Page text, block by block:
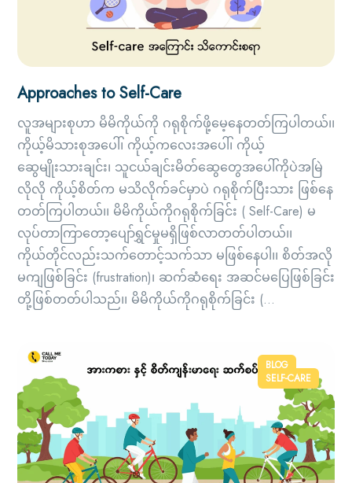
Approaches to Self-Care
လူအများစုဟာ မိမိကိုယ်ကို ဂရုစိုက်ဖို့မေ့နေတတ်ကြပါတယ်၊၊
ကိုယ့်မိသားစုအပေါ်၊ ကိုယ့်ကလေးအပေါ်၊ ကိုယ့်
ဆွေမျိုးသားချင်း၊ သူငယ်ချင်းမိတ်ဆွေတွေအပေါ်ကိုပဲအမြဲ
လိုလို ကိုယ့်စိတ်က မသိလိုက်ခင်မှာပဲ ဂရုစိုက်ပြီးသား ဖြစ်နေ
တတ်ကြပါတယ်၊၊ မိမိကိုယ်ကိုဂရုစိုက်ခြင်း ( Self-Care) မ
လုပ်တာကြာတော့ပျော်ရွှင်မှုမရှိဖြစ်လာတတ်ပါတယ်၊၊
ကိုယ်တိုင်လည်းသက်တောင့်သက်သာ မဖြစ်နေပါ၊၊ စိတ်အလို
မကျဖြစ်ခြင်း (frustration)၊ ဆက်ဆံရေး အဆင်မပြေဖြစ်ခြင်း
တို့ဖြစ်တတ်ပါသည်၊၊ မိမိကိုယ်ကိုဂရုစိုက်ခြင်း (...
BLOG
SELF-CARE